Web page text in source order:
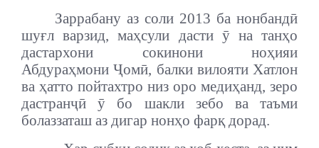
Заррабану аз соли 2013 ба нонбандӣ
шуғл варзид, маҳсули дасти ӯ на танҳо
дастархони сокинони ноҳияи
Абдураҳмони Ҷомӣ, балки вилояти Хатлон
ва ҳатто пойтахтро низ оро медиҳанд, зеро
дастранҷӣ ӯ бо шакли зебо ва таъми
болаззаташ аз дигар нонҳо фарқ дорад.